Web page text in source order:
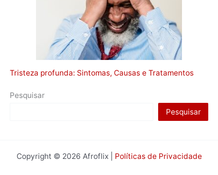
Tristeza profunda: Sintomas, Causas e Tratamentos
Pesquisar
Pesquisar
Copyright © 2026 Afroflix | Políticas de Privacidade